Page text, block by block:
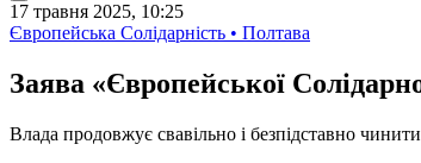
17 травня 2025, 10:25
Європейська Солідарність • Полтава
Заява «Європейської
Влада продовжує свавільно і безпідставно